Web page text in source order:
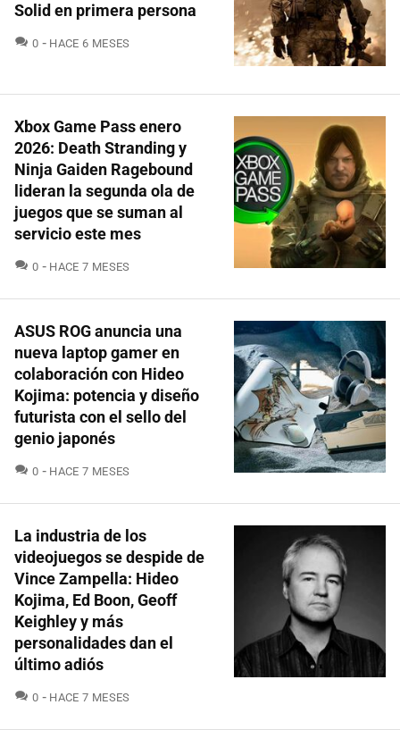
Solid en primera persona
0 COMENTARIOS
HACE 6 MESES
Xbox Game Pass enero
2026: Death Stranding y
Ninja Gaiden Ragebound
lideran la segunda ola de
juegos que se suman al
servicio este mes
0 COMENTARIOS
HACE 7 MESES
ASUS ROG anuncia una
nueva laptop gamer en
colaboración con Hideo
Kojima: potencia y diseño
futurista con el sello del
genio japonés
0 COMENTARIOS
HACE 7 MESES
La industria de los
videojuegos se despide de
Vince Zampella: Hideo
Kojima, Ed Boon, Geoff
Keighley y más
personalidades dan el
último adiós
0 COMENTARIOS
HACE 7 MESES